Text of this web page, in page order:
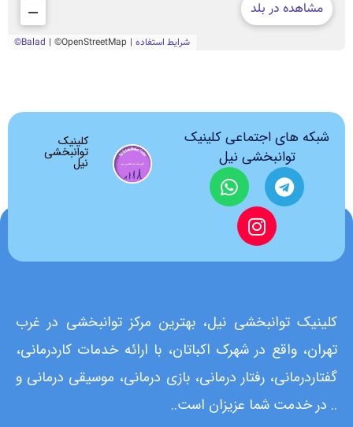
کلینیک
توانبخشی
نیل
شبکه های اجتماعی کلینیک
توانبخشی نیل
کلینیک توانبخشی نیل، بهترین مرکز توانبخشی در غرب
تهران، واقع در شهرک اکباتان، با ارائه خدمات کاردرمانی،
گفتاردرمانی، رفتار درمانی، بازی درمانی، موسیقی درمانی و
.. در خدمت شما عزیزان است..